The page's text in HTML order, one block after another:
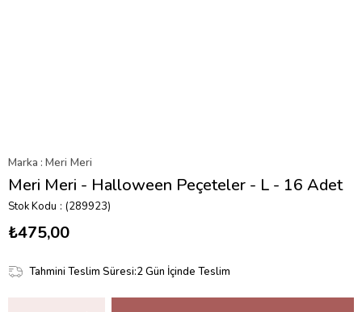
Marka : Meri Meri
Meri Meri - Halloween Peçeteler - L - 16 Adet
Stok Kodu (289923)
₺475,00
Tahmini Teslim Süresi:2 Gün İçinde Teslim